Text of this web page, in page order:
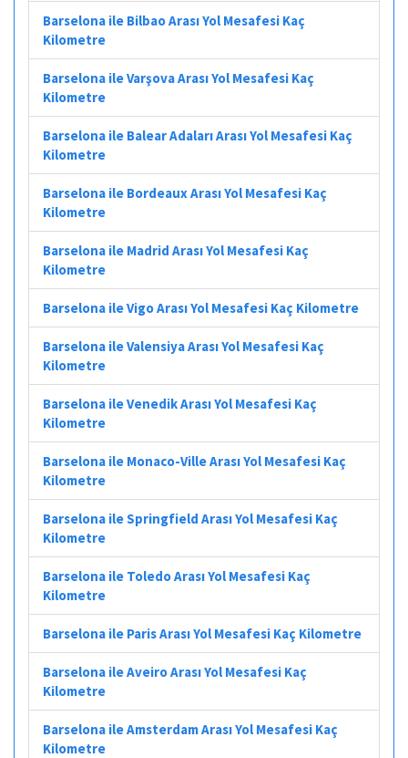
Barselona ile Bilbao Arası Yol Mesafesi Kaç
Kilometre
Barselona ile Varşova Arası Yol Mesafesi Kaç
Kilometre
Barselona ile Balear Adaları Arası Yol Mesafesi Kaç
Kilometre
Barselona ile Bordeaux Arası Yol Mesafesi Kaç
Kilometre
Barselona ile Madrid Arası Yol Mesafesi Kaç
Kilometre
Barselona ile Vigo Arası Yol Mesafesi Kaç Kilometre
Barselona ile Valensiya Arası Yol Mesafesi Kaç
Kilometre
Barselona ile Venedik Arası Yol Mesafesi Kaç
Kilometre
Barselona ile Monaco-Ville Arası Yol Mesafesi Kaç
Kilometre
Barselona ile Springfield Arası Yol Mesafesi Kaç
Kilometre
Barselona ile Toledo Arası Yol Mesafesi Kaç
Kilometre
Barselona ile Paris Arası Yol Mesafesi Kaç Kilometre
Barselona ile Aveiro Arası Yol Mesafesi Kaç
Kilometre
Barselona ile Amsterdam Arası Yol Mesafesi Kaç
Kilometre